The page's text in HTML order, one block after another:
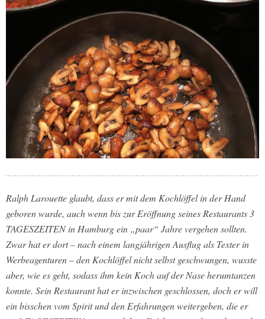
Ralph Larouette glaubt, dass er mit dem Kochlöffel in der Hand
geboren wurde, auch wenn bis zur Eröffnung seines Restaurants 3
TAGESZEITEN in Hamburg ein „paar“ Jahre vergehen sollten.
Zwar hat er dort – nach einem langjährigen Ausflug als Texter in
Werbeagenturen – den Kochlöffel nicht selbst geschwungen, wusste
aber, wie es geht, sodass ihm kein Koch auf der Nase herumtanzen
konnte. Sein Restaurant hat er inzwischen geschlossen, doch er will
ein bisschen vom Spirit und den Erfahrungen weitergeben, die er